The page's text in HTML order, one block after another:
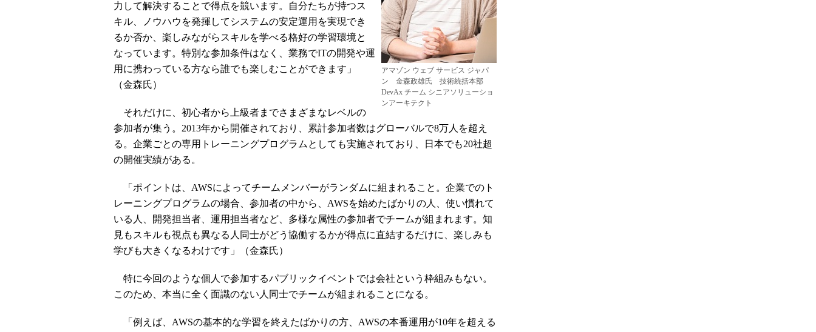
アマゾン ウェブ サービス ジャパ
ン 金森政雄氏 技術統括本部
DevAx チーム シニアソリューショ
ンアーキテクト
力して解決することで得点を競います。自分たちが持つス
キル、ノウハウを発揮してシステムの安定運用を実現でき
るか否か、楽しみながらスキルを学べる格好の学習環境と
なっています。特別な参加条件はなく、業務でITの開発や運
用に携わっている方なら誰でも楽しむことができます」
（金森氏）
それだけに、初心者から上級者までさまざまなレベルの
参加者が集う。2013年から開催されており、累計参加者数はグローバルで8万人を超え
る。企業ごとの専用トレーニングプログラムとしても実施されており、日本でも20社超
の開催実績がある。
「ポイントは、AWSによってチームメンバーがランダムに組まれること。企業でのト
レーニングプログラムの場合、参加者の中から、AWSを始めたばかりの人、使い慣れて
いる人、開発担当者、運用担当者など、多様な属性の参加者でチームが組まれます。知
見もスキルも視点も異なる人同士がどう協働するかが得点に直結するだけに、楽しみも
学びも大きくなるわけです」（金森氏）
特に今回のような個人で参加するパブリックイベントでは会社という枠組みもない。
このため、本当に全く面識のない人同士でチームが組まれることになる。
「例えば、AWSの基本的な学習を終えたばかりの方、AWSの本番運用が10年を超える